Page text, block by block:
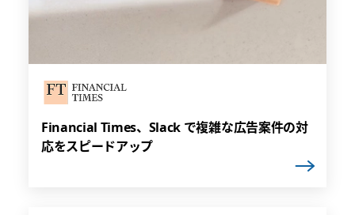
Financial Times、Slack で複雑な広告案件の対
応をスピードアップ